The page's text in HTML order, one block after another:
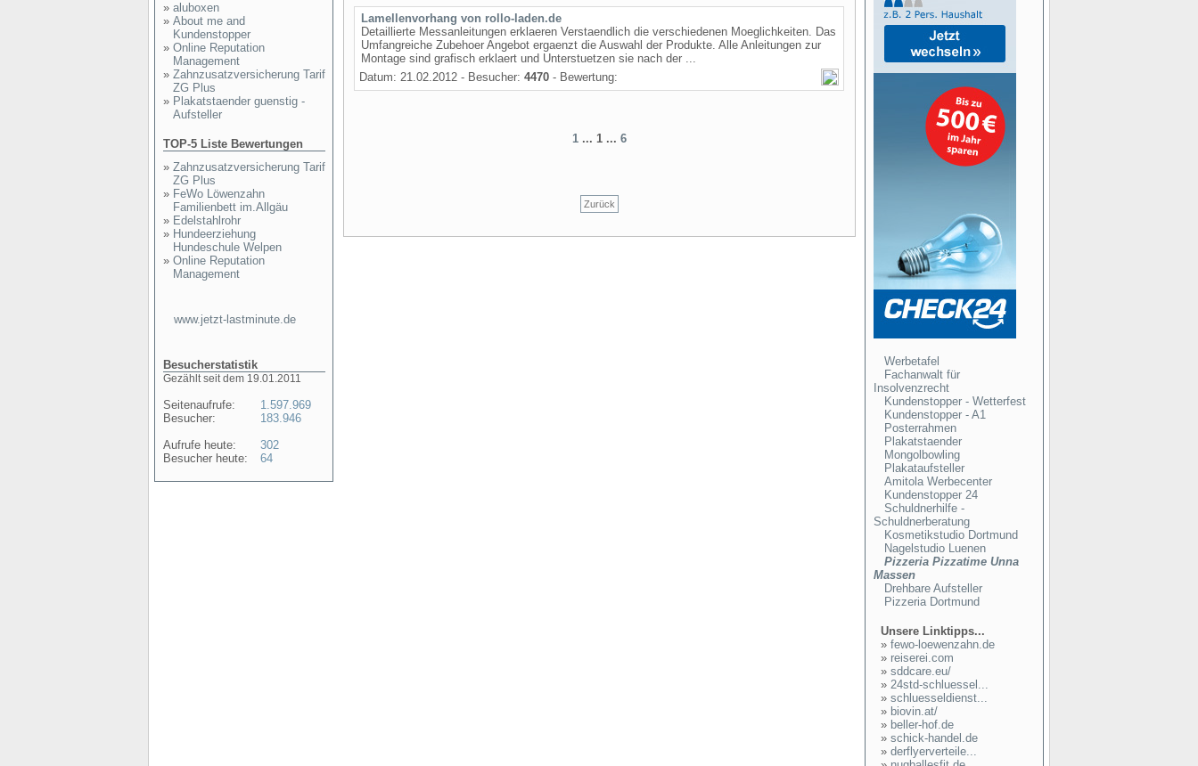
» aluboxen
» About me and
Kundenstopper
» Online Reputation
Management
» Zahnzusatzversicherung Tarif
ZG Plus
» Plakatstaender guenstig -
Aufsteller
TOP-5 Liste Bewertungen
» Zahnzusatzversicherung Tarif
ZG Plus
» FeWo Löwenzahn
Familienbett im.Allgäu
» Edelstahlrohr
» Hundeerziehung
Hundeschule Welpen
» Online Reputation
Management
www.jetzt-lastminute.de
Besucherstatistik
Gezählt seit dem 19.01.2011
Seitenaufrufe:
Besucher:
Aufrufe heute:
Besucher heute:
1.597.969
183.946
302
64
Lamellenvorhang von rollo-laden.de
Detaillierte Messanleitungen erklaeren Verstaendlich die verschiedenen Moeglichkeiten. Das
Umfangreiche Zubehoer Angebot ergaenzt die Auswahl der Produkte. Alle Anleitungen zur
Montage sind grafisch erklaert und Unterstuetzen sie nach der ...
Datum: 21.02.2012 - Besucher: 4470 - Bewertung:
1... 1 ... 6
Zurück
Werbetafel
Fachanwalt für
Insolvenzrecht
Kundenstopper - Wetterfest
Kundenstopper - A1
Posterrahmen
Plakatstaender
Mongolbowling
Plakataufsteller
Amitola Werbecenter
Kundenstopper 24
Schuldnerhilfe -
Schuldnerberatung
Kosmetikstudio Dortmund
Nagelstudio Luenen
Pizzeria Pizzatime Unna
Massen
Drehbare Aufsteller
Pizzeria Dortmund
Unsere Linktipps...
» fewo-loewenzahn.de
» reiserei.com
» sddcare.eu/
» 24std-schluessel...
» schluesseldienst...
» biovin.at/
» beller-hof.de
» schick-handel.de
» derflyerverteile...